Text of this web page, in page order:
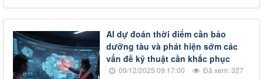
AI dự đoán thời điểm cần bảo
dưỡng tàu và phát hiện sớm các
vấn đề kỹ thuật cần khắc phục
09/12/2025 09:17:00 Đã xem: 327